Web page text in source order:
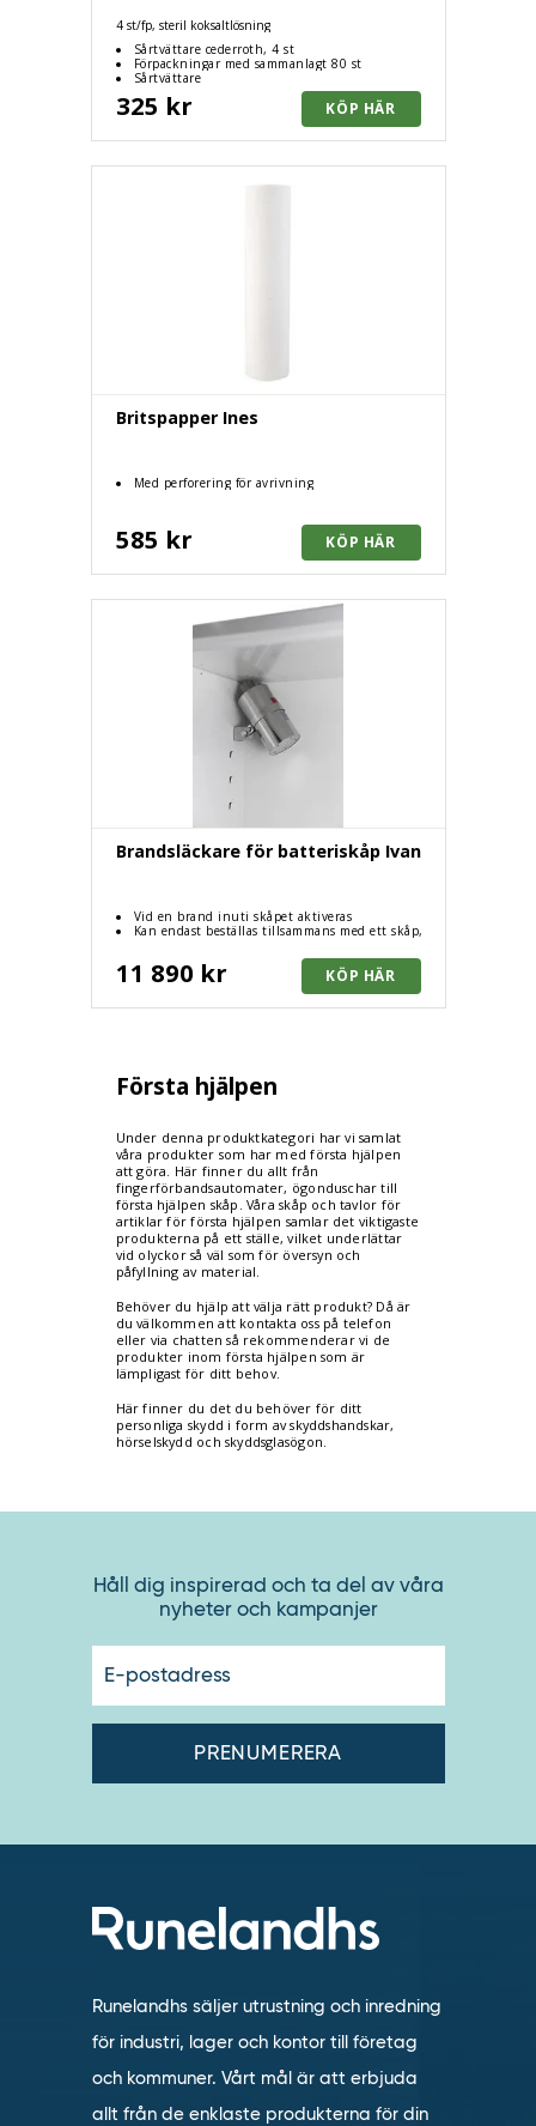
4 st/fp, steril koksaltlösning
Sårtvättare cederroth, 4 st
Förpackningar med sammanlagt 80 st
Sårtvättare
325 kr
Britspapper Ines
Med perforering för avrivning
585 kr
Brandsläckare för batteriskåp Ivan
Vid en brand inuti skåpet aktiveras
brandsläckningen automatiskt
Kan endast beställas tillsammans med ett skåp,
11 890 kr
Första hjälpen
Under denna produktkategori har vi samlat
våra produkter som har med första hjälpen
att göra. Här finner du allt från
fingerförbandsautomater, ögonduschar till
första hjälpen skåp. Våra skåp och tavlor för
artiklar för första hjälpen samlar det viktigaste
produkterna på ett ställe, vilket underlättar
vid olyckor så väl som för översyn och
påfyllning av material.
Behöver du hjälp att välja rätt produkt? Då är
du välkommen att kontakta oss på telefon
eller via chatten så rekommenderar vi de
produkter inom första hjälpen som är
lämpligast för ditt behov.
Här finner du det du behöver för ditt
personliga skydd i form av skyddshandskar,
hörselskydd och skyddsglasögon.
Håll dig inspirerad och ta del av våra
nyheter och kampanjer
Runelandhs säljer utrustning och inredning
för industri, lager och kontor till företag
och kommuner. Vårt mål är att erbjuda
allt från de enklaste produkterna för din